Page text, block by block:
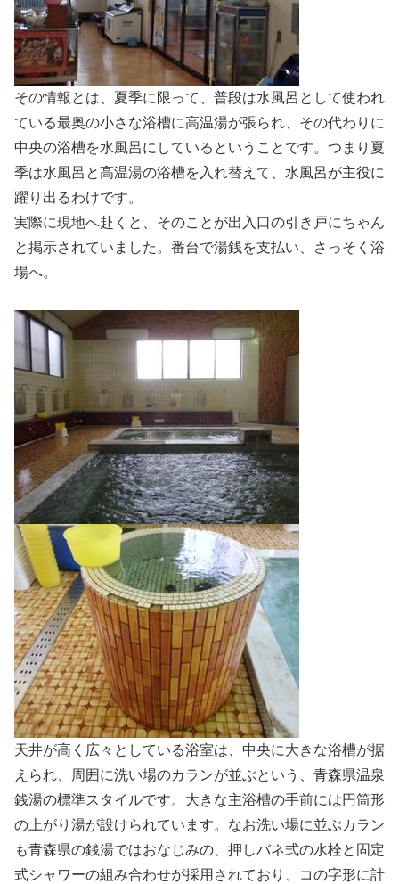
その情報とは、夏季に限って、普段は水風呂として使われ
ている最奥の小さな浴槽に高温湯が張られ、その代わりに
中央の浴槽を水風呂にしているということです。つまり夏
季は水風呂と高温湯の浴槽を入れ替えて、水風呂が主役に
躍り出るわけです。
実際に現地へ赴くと、そのことが出入口の引き戸にちゃん
と掲示されていました。番台で湯銭を支払い、さっそく浴
場へ。
天井が高く広々としている浴室は、中央に大きな浴槽が据
えられ、周囲に洗い場のカランが並ぶという、青森県温泉
銭湯の標準スタイルです。大きな主浴槽の手前には円筒形
の上がり湯が設けられています。なお洗い場に並ぶカラン
も青森県の銭湯ではおなじみの、押しバネ式の水栓と固定
式シャワーの組み合わせが採用されており、コの字形に計